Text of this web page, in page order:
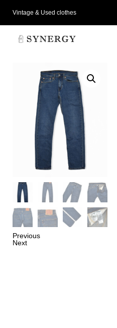
Vintage & Used clothes
Previous
Next